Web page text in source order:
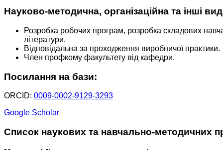
Науково-методична, організаційна та інші
Розробка робочих програм, розробка складових
літератури.
Відповідальна за проходження виробничої практики.
Член профкому факультету від кафедри.
Посилання на бази:
ORCID: 0009-0002-9129-3293
Google Scholar
Список наукових та навчально-методичних